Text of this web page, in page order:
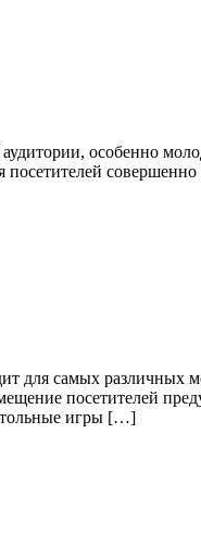
особенно
посетителей
для самых различных
посетителей
игры […]